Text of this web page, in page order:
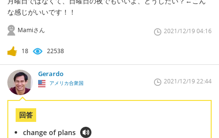
な感じがいいです！！
Mamiさん 2021/12/19 04:16
18 22538
Gerardo
アメリカ合衆国 2021/12/19 22:44
回答
change of plans